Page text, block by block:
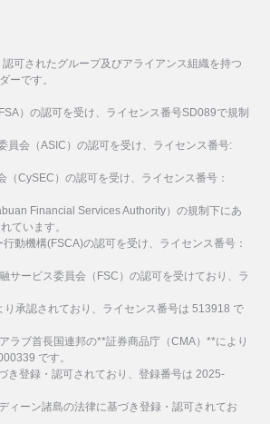
可されたグループ及びアライアンス組織を持つ
ーです。
）の認可を受け、ライセンス番号SD089で規制
員会（ASIC）の認可を受け、ライセンス番号:
CySEC）の認可を受け、ライセンス番号：
Financial Services Authority）の規制下にあ
ています。
動機構(FSCA)の認可を受け、ライセンス番号：
サービス委員会（FSC）の認可を受けており、ラ
承認されており、ライセンス番号は 513918 で
ラブ首長国連邦の**証券商品庁（CMA）**により
です。
き登録・認可されており、登録番号は 2025-
ィーン諸島の法律に基づき登録・認可されてお